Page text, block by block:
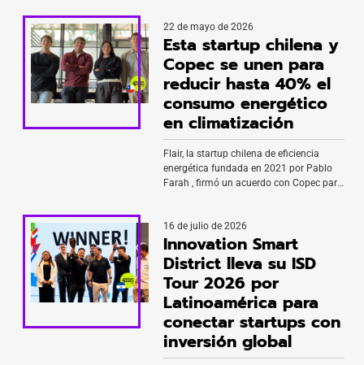
22 de mayo de 2026
Esta startup chilena y
Copec se unen para
reducir hasta 40% el
consumo energético
en climatización
Flair, la startup chilena de eficiencia
energética fundada en 2021 por Pablo
Farah , firmó un acuerdo con Copec para
Chile. De esta forma, la alianza incorpora
la solución de Flair al portafolio de
eficiencia energética de la compañía, que
incluye suministro de energía […]
16 de julio de 2026
Innovation Smart
District lleva su ISD
Tour 2026 por
Latinoamérica para
conectar startups con
inversión global